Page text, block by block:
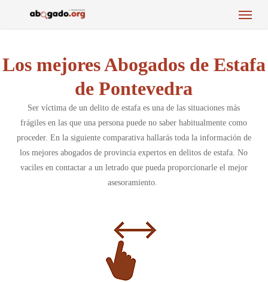
Menu
Los mejores Abogados de Estafa
de Pontevedra
Ser víctima de un delito de estafa es una de las situaciones más
frágiles en las que una persona puede no saber habitualmente como
proceder. En la siguiente comparativa hallarás toda la información de
los mejores abogados de provincia expertos en delitos de estafa. No
vaciles en contactar a un letrado que pueda proporcionarle el mejor
asesoramiento.